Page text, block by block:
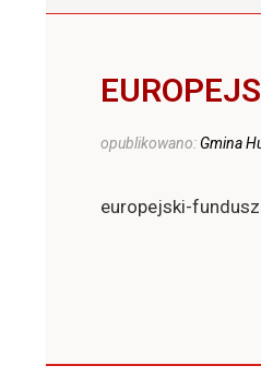
opublikowano: Gmina
europejski-